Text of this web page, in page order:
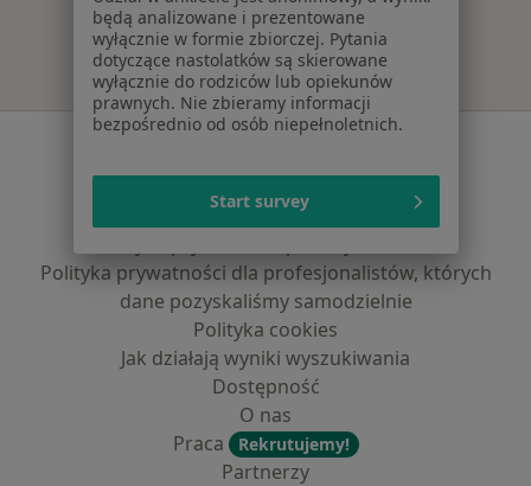
Polityka prywatności pacjentów
Polityka prywatności dla profesjonalistów, których
dane pozyskaliśmy samodzielnie
Polityka cookies
Jak działają wyniki wyszukiwania
Dostępność
O nas
Praca
Rekrutujemy!
Partnerzy
będą analizowane i prezentowane
wyłącznie w formie zbiorczej. Pytania
dotyczące nastolatków są skierowane
wyłącznie do rodziców lub opiekunów
prawnych. Nie zbieramy informacji
bezpośrednio od osób niepełnoletnich.
Start survey